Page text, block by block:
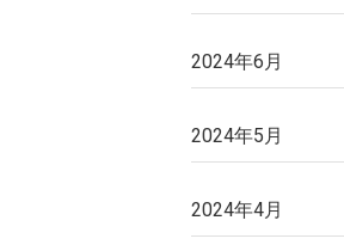
2024年6月
2024年5月
2024年4月